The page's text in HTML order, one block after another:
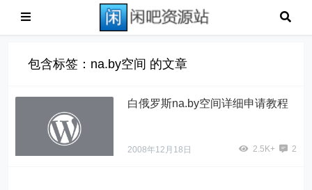
包含标签：na.by空间 的文章
白俄罗斯na.by空间详细申请教程
2008年12月18日 2.5K+ 2